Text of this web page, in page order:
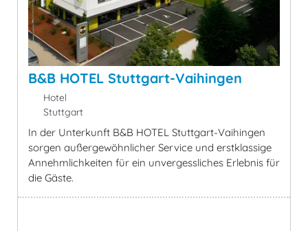
B&B HOTEL Stuttgart-Vaihingen
Hotel
Stuttgart
In der Unterkunft B&B HOTEL Stuttgart-Vaihingen
sorgen außergewöhnlicher Service und erstklassige
Annehmlichkeiten für ein unvergessliches Erlebnis für
die Gäste.